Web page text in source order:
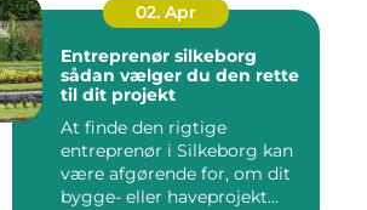
02. Apr
Entreprenør silkeborg
sådan vælger du den rette
til dit projekt
At finde den rigtige
entreprenør i Silkeborg kan
være afgørende for, om dit
bygge- eller haveprojekt...